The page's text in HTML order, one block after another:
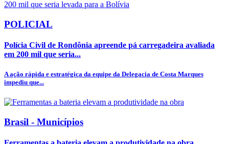
POLICIAL
Polícia Civil de Rondônia apreende pá carregadeira avaliada
em 200 mil que seria...
A ação rápida e estratégica da equipe da Delegacia de Costa Marques
impediu que...
Brasil - Municípios